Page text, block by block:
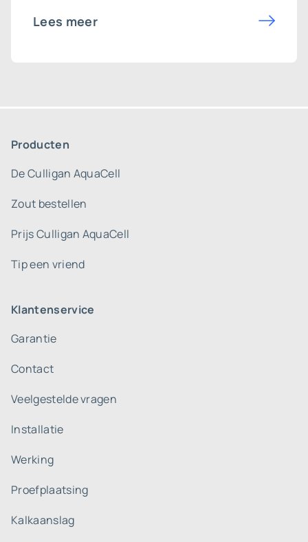
Lees meer
Producten
De Culligan AquaCell
Zout bestellen
Prijs Culligan AquaCell
Tip een vriend
Klantenservice
Garantie
Contact
Veelgestelde vragen
Installatie
Werking
Proefplaatsing
Kalkaanslag